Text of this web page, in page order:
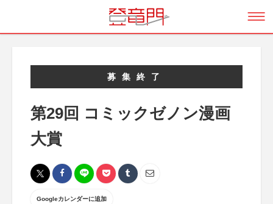
募集終了
第29回 コミックゼノン漫画
大賞
Googleカレンダーに追加